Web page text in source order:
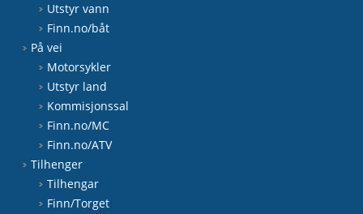
Utstyr vann
Finn.no/båt
På vei
Motorsykler
Utstyr land
Kommisjonssal
Finn.no/MC
Finn.no/ATV
Tilhenger
Tilhengar
Finn/Torget